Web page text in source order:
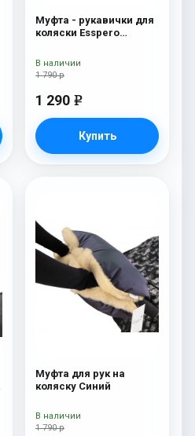
Муфта - рукавички для
коляски Esspero
шерсть) Navy
1 790 р
1 290 e
Купить
В наличии
Муфта для рук на
коляску Синий
1 790 р
В наличии